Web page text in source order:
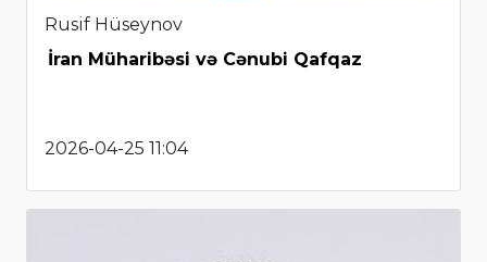
Rusif Hüseynov
İran Müharibəsi və Cənubi Qafqaz
2026-04-25 11:04